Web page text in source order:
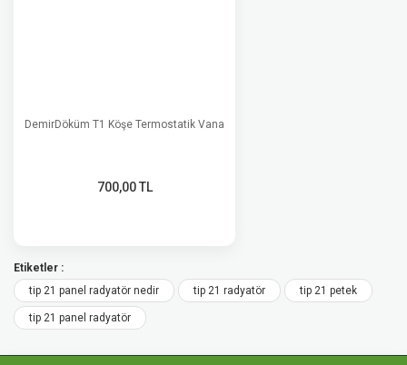
DemirDöküm T1 Köşe Termostatik Vana
700,00 TL
Etiketler :
tip 21 panel radyatör nedir
tip 21 radyatör tip 21 petek
tip 21 panel radyatör